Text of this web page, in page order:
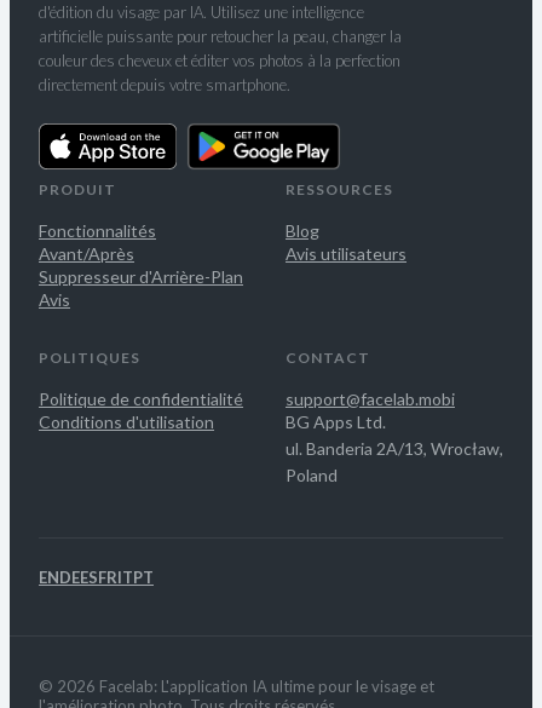
d'édition du visage par IA. Utilisez une intelligence
artificielle puissante pour retoucher la peau, changer la
couleur des cheveux et éditer vos photos à la perfection
directement depuis votre smartphone.
PRODUIT
Fonctionnalités
Avant/Après
Suppresseur d'Arrière-Plan
Avis
RESSOURCES
Blog
Avis utilisateurs
POLITIQUES
Politique de confidentialité
Conditions d'utilisation
CONTACT
support@facelab.mobi
BG Apps Ltd.
ul. Banderia 2A/13, Wrocław,
Poland
ENDEESFRITPT
© 2026 Facelab: L'application IA ultime pour le visage et